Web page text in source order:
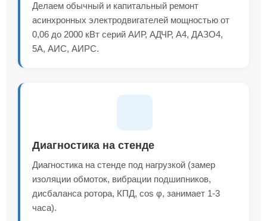
Делаем обычный и капитальный ремонт
асинхронных электродвигателей мощностью от
0,06 до 2000 кВт серий АИР, АДЧР, А4, ДАЗО4,
5А, АИС, АИРС.
Диагностика на стенде
Диагностика на стенде под нагрузкой (замер
изоляции обмоток, вибрации подшипников,
дисбаланса ротора, КПД, cos φ, занимает 1-3
часа).